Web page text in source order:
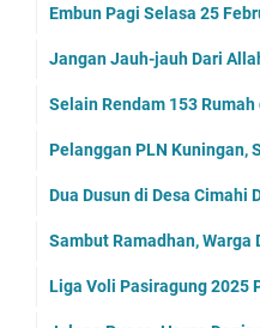
Embun Pagi Selasa 25
Jangan Jauh-jauh Dari
Selain Rendam 153
Pelanggan PLN Kuningan,
Dua Dusun di Desa Cimahi
Sambut Ramadhan, Warga
Liga Voli Pasiragung 2025